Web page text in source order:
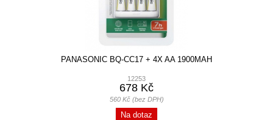
PANASONIC BQ-CC17 + 4X AA 1900MAH
12253
678 Kč
560 Kč (bez DPH)
Na dotaz